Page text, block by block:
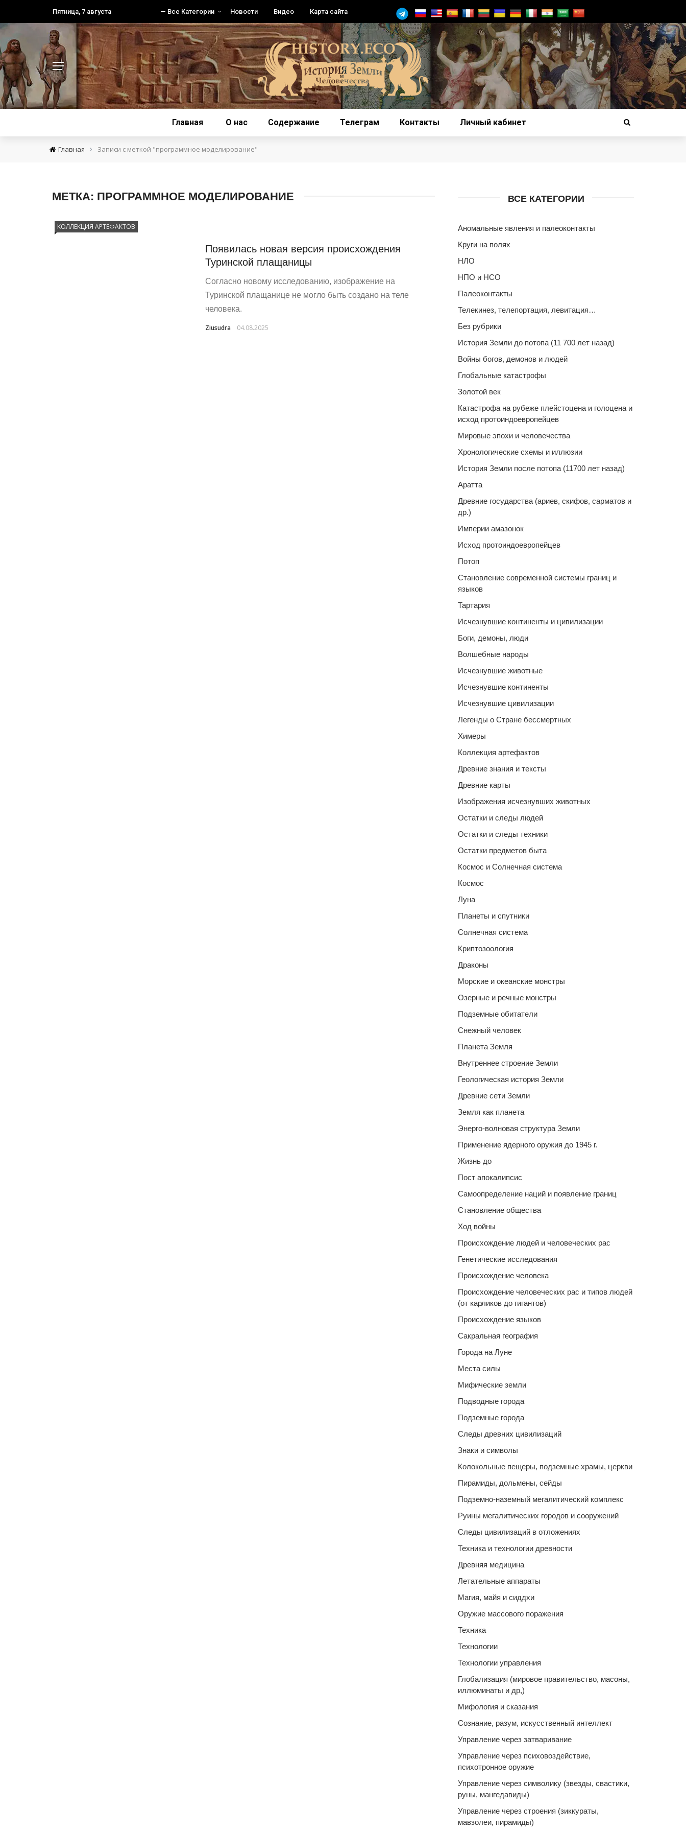
Пятница, 7 августа — Все Категории Новости Видео Карта сайта
Главная О нас Содержание Телеграм Контакты Личный кабинет
Главная › Записи с меткой "программное моделирование"
МЕТКА: ПРОГРАММНОЕ МОДЕЛИРОВАНИЕ
КОЛЛЕКЦИЯ АРТЕФАКТОВ
Появилась новая версия происхождения
Туринской плащаницы
Согласно новому исследованию, изображение на
Туринской плащанице не могло быть создано на теле
человека.
Ziusudra 04.08.2025
ВСЕ КАТЕГОРИИ
Аномальные явления и палеоконтакты
Круги на полях
НЛО
НПО и НСО
Палеоконтакты
Телекинез, телепортация, левитация…
Без рубрики
История Земли до потопа (11 700 лет назад)
Войны богов, демонов и людей
Глобальные катастрофы
Золотой век
Катастрофа на рубеже плейстоцена и голоцена и
исход протоиндоевропейцев
Мировые эпохи и человечества
Хронологические схемы и иллюзии
История Земли после потопа (11700 лет назад)
Аратта
Древние государства (ариев, скифов, сарматов и
др.)
Империи амазонок
Исход протоиндоевропейцев
Потоп
Становление современной системы границ и
языков
Тартария
Исчезнувшие континенты и цивилизации
Боги, демоны, люди
Волшебные народы
Исчезнувшие животные
Исчезнувшие континенты
Исчезнувшие цивилизации
Легенды о Стране бессмертных
Химеры
Коллекция артефактов
Древние знания и тексты
Древние карты
Изображения исчезнувших животных
Остатки и следы людей
Остатки и следы техники
Остатки предметов быта
Космос и Солнечная система
Космос
Луна
Планеты и спутники
Солнечная система
Криптозоология
Драконы
Морские и океанские монстры
Озерные и речные монстры
Подземные обитатели
Снежный человек
Планета Земля
Внутреннее строение Земли
Геологическая история Земли
Древние сети Земли
Земля как планета
Энерго-волновая структура Земли
Применение ядерного оружия до 1945 г.
Жизнь до
Пост апокалипсис
Самоопределение наций и появление границ
Становление общества
Ход войны
Происхождение людей и человеческих рас
Генетические исследования
Происхождение человека
Происхождение человеческих рас и типов людей
(от карликов до гигантов)
Происхождение языков
Сакральная география
Города на Луне
Места силы
Мифические земли
Подводные города
Подземные города
Следы древних цивилизаций
Знаки и символы
Колокольные пещеры, подземные храмы, церкви
Пирамиды, дольмены, сейды
Подземно-наземный мегалитический комплекс
Руины мегалитических городов и сооружений
Следы цивилизаций в отложениях
Техника и технологии древности
Древняя медицина
Летательные аппараты
Магия, майя и сиддхи
Оружие массового поражения
Техника
Технологии
Технологии управления
Глобализация (мировое правительство, масоны,
иллюминаты и др,)
Мифология и сказания
Сознание, разум, искусственный интеллект
Управление через затваривание
Управление через психовоздействие,
психотронное оружие
Управление через символику (звезды, свастики,
руны, мангедавиды)
Управление через строения (зиккураты,
мавзолеи, пирамиды)